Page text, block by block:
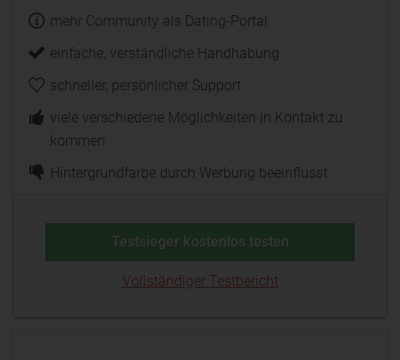
mehr Community als Dating-Portal
einfache, verständliche Handhabung
schneller, persönlicher Support
viele verschiedene Möglichkeiten in Kontakt zu
kommen
Hintergrundfarbe durch Werbung beeinflusst
Testsieger kostenlos testen
Vollständiger Testbericht